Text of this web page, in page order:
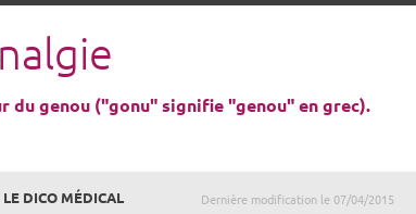
du genou ("gonu" signifie "genou" en grec).
Dernière modification le 07/04/2015
DICO MÉDICAL